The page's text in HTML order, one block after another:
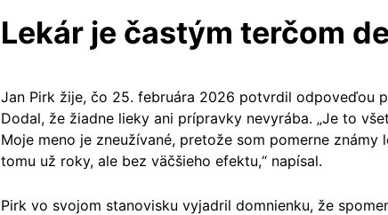
Lekár je častým terčom
Jan Pirk žije, čo 25. februára 2026 potvrdil odpoveďou
Dodal, že žiadne lieky ani prípravky nevyrába. „Je to
Moje meno je zneužívané, pretože som pomerne
tomu už roky, ale bez väčšieho efektu,“ napísal.
Pirk vo svojom stanovisku vyjadril domnienku, že